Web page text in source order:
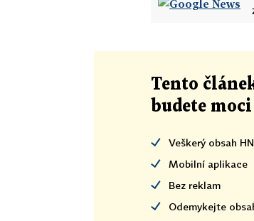
Tento
budete
Veškerý obsah
Mobilní aplikace
Bez reklam
Odemykejte